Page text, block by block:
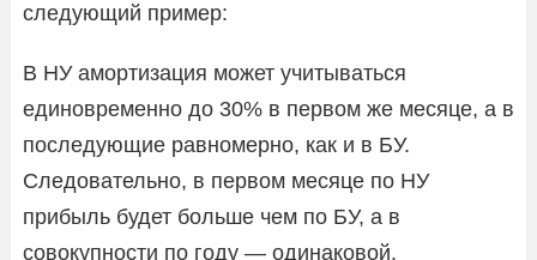
следующий пример:
В НУ амортизация может учитываться
единовременно до 30% в первом же месяце, а в
последующие равномерно, как и в БУ.
Следовательно, в первом месяце по НУ
прибыль будет больше чем по БУ, а в
совокупности по году — одинаковой.